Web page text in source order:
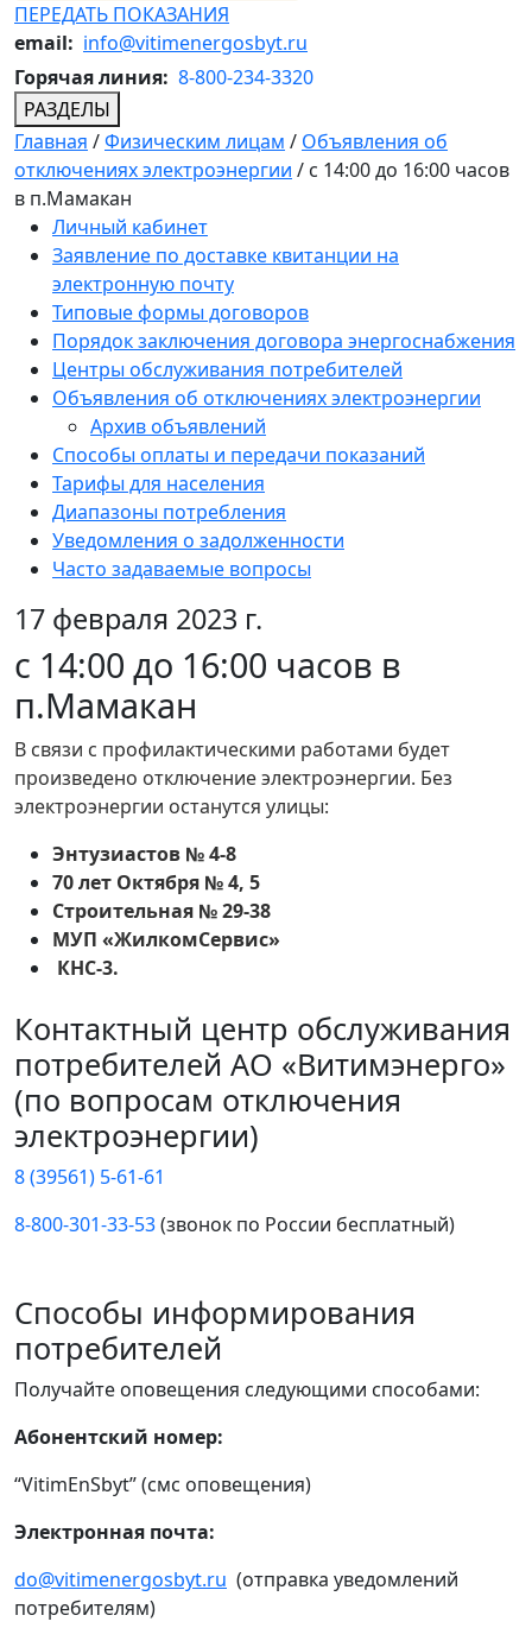
ПЕРЕДАТЬ ПОКАЗАНИЯ
email: info@vitimenergosbyt.ru
Горячая линия: 8-800-234-3320
РАЗДЕЛЫ
Главная /Физическим лицам / Объявления об
отключениях электроэнергии / с 14:00 до 16:00 часов
в п.Мамакан
Личный кабинет
Заявление по доставке квитанции на
электронную почту
Типовые формы договоров
Порядок заключения договора энергоснабжения
Центры обслуживания потребителей
Объявления об отключениях электроэнергии
Архив объявлений
Способы оплаты и передачи показаний
Тарифы для населения
Диапазоны потребления
Уведомления о задолженности
Часто задаваемые вопросы
17 февраля 2023 г.
с 14:00 до 16:00 часов в
п.Мамакан
В связи с профилактическими работами будет
произведено отключение электроэнергии. Без
электроэнергии останутся улицы:
Энтузиастов № 4-8
70 лет Октября № 4, 5
Строительная № 29-38
МУП «ЖилкомСервис»
КНС-3.
Контактный центр обслуживания
потребителей АО «Витимэнерго»
(по вопросам отключения
электроэнергии)
8 (39561) 5-61-61
8-800-301-33-53(звонок по России бесплатный)
Способы информирования
потребителей
Получайте оповещения следующими способами:
Абонентский номер:
“VitimEnSbyt” (смс оповещения)
Электронная почта:
do@vitimenergosbyt.ru (отправка уведомлений
потребителям)